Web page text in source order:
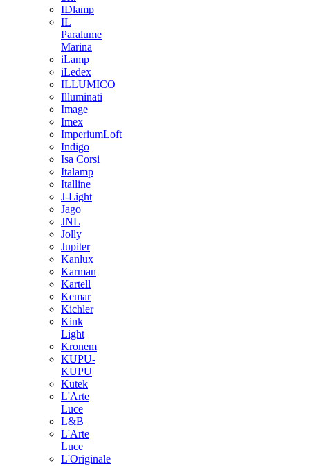
IDlamp
IL
Paralume
Marina
iLamp
iLedex
ILLUMICO
Illuminati
Image
Imex
ImperiumLoft
Indigo
Isa Corsi
Italamp
Italline
J-Light
Jago
JNL
Jolly
Jupiter
Kanlux
Karman
Kartell
Kemar
Kichler
Kink
Light
Kronem
KUPU-
KUPU
Kutek
L'Arte
Luce
L&B
L'Arte
Luce
L'Originale